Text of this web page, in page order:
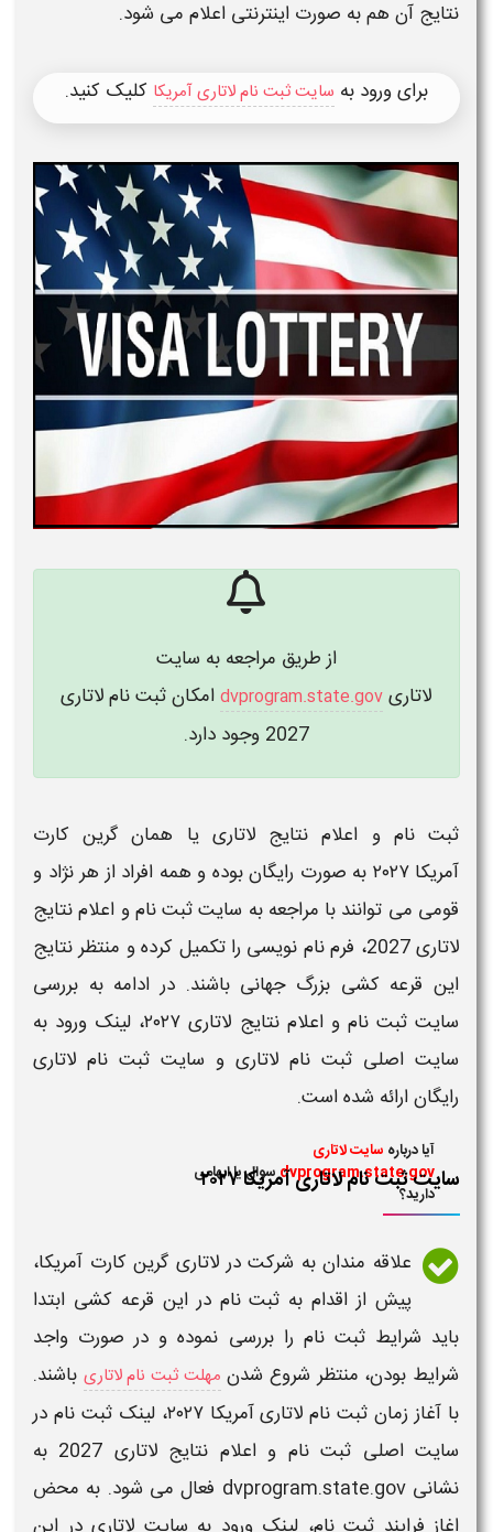
نتایج آن هم به صورت اینترنتی اعلام می شود.
برای ورود به سایت ثبت نام لاتاری آمریکا کلیک کنید.
از طریق مراجعه به سایت
لاتاری dvprogram.state.gov امکانثبت نام لاتاری
2027 وجود دارد.
ثبت نام و اعلام نتایج لاتاری یا همان گرین کارت
آمریکا ۲۰۲۷
به صورت رایگانبوده و همه افراد از هر نژاد و
قومی می توانند با مراجعه به سایت ثبت نام و اعلام نتایج
لاتاری 2027،
فرم نام نویسی را تکمیل کرده و منتظرنتایج
این قرعه کشی بزرگ جهانی باشند. در ادامه به بررسی
سایت ثبت نام و اعلام نتایج لاتاری ۲۰۲۷،
لینک ورود به
سایت اصلی ثبت نام لاتاری و سایت ثبت نام لاتاری
رایگانارائه شده است.
آیا درباره سایت لاتاری
dvprogram.state.govسوال یا ابهامی
دارید؟
سایت ثبت نام لاتاری آمریکا ۲۰۲۷
علاقه مندان به شرکت درلاتاری گرین کارت آمریکا،
پیش از اقدام به ثبت نام در این قرعه کشی ابتدا
باید شرایط ثبت نام را بررسی نموده و در صورت واجد
شرایط بودن، منتظر شروع شدن مهلت ثبت نام لاتاری باشند.
با آغاز زمان ثبت نام لاتاری آمریکا ۲۰۲۷ ، لینک ثبت نام در
سایت اصلی ثبت نام و اعلام نتایج لاتاری 2027
به
نشانیdvprogram.state.gov فعال می شود. به محض